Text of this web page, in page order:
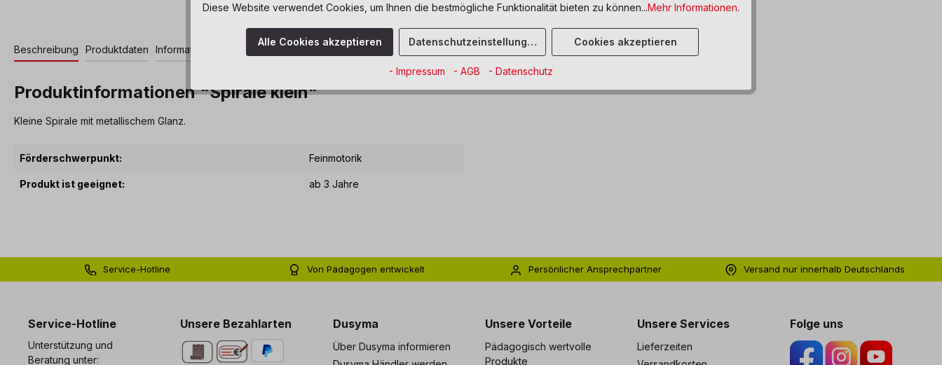
Beschreibung Produktdaten Informationen und Hinweise
Produktinformationen "Spirale klein"
Kleine Spirale mit metallischem Glanz.
Förderschwerpunkt: Feinmotorik
Produkt ist geeignet: ab 3 Jahre
Service-Hotline
Von Pädagogen entwickelt
Persönlicher Ansprechpartner
Versand nur innerhalb Deutschlands
Service-Hotline
Unterstützung und
Beratung unter:
Unsere Bezahlarten Dusyma
Über Dusyma informieren
Unsere Vorteile
Pädagogisch wertvolle
Produkte
Unsere Services
Lieferzeiten
Folge uns
Diese Website verwendet Cookies, um Ihnen die bestmögliche Funktionalität bieten zu können...Mehr Informationen.
Alle Cookies akzeptieren Datenschutzeinstellungen Cookies akzeptieren
- Impressum - AGB - Datenschutz